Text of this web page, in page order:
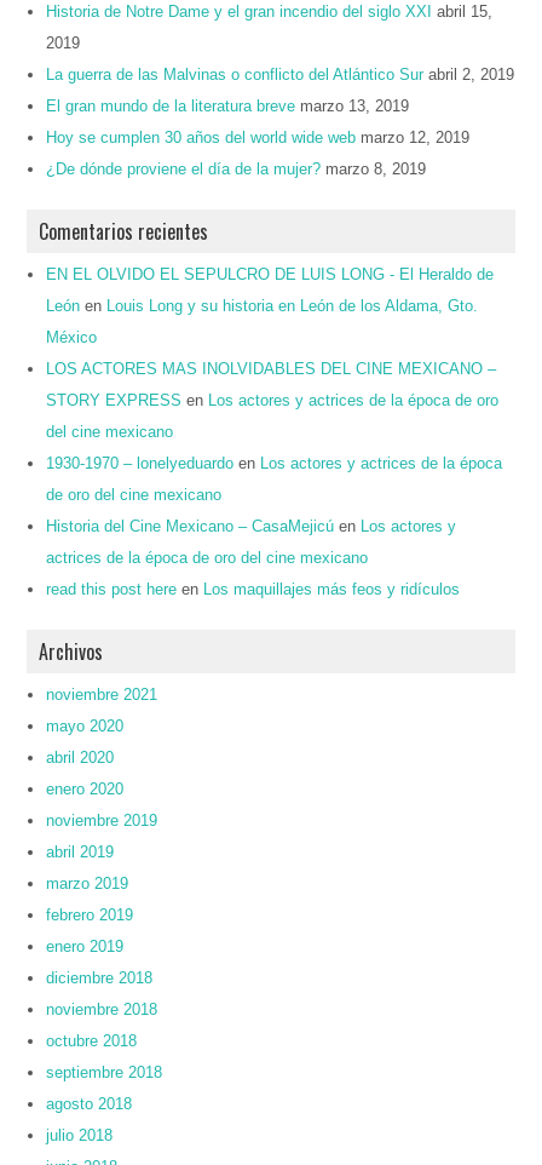
Historia de Notre Dame y el gran incendio del siglo XXI
abril 15,
2019
La guerra de las Malvinas o conflicto del Atlántico Sur abril 2, 2019
El gran mundo de la literatura breve marzo 13, 2019
Hoy se cumplen 30 años del world wide web marzo 12, 2019
¿De dónde proviene el día de la mujer? marzo 8, 2019
Comentarios recientes
EN EL OLVIDO EL SEPULCRO DE LUIS LONG - El Heraldo de
León en
Louis Long y su historia en León de los Aldama, Gto.
México
LOS ACTORES MAS INOLVIDABLES DEL CINE MEXICANO –
STORY EXPRESS en
Los actores y actrices de la época de oro
del cine mexicano
1930-1970 – lonelyeduardo en
Los actores y actrices de la época
de oro del cine mexicano
Historia del Cine Mexicano – CasaMejicú en
Los actores y
actrices de la época de oro del cine mexicano
read this post here en Los maquillajes más feos y ridículos
Archivos
noviembre 2021
mayo 2020
abril 2020
enero 2020
noviembre 2019
abril 2019
marzo 2019
febrero 2019
enero 2019
diciembre 2018
noviembre 2018
octubre 2018
septiembre 2018
agosto 2018
julio 2018